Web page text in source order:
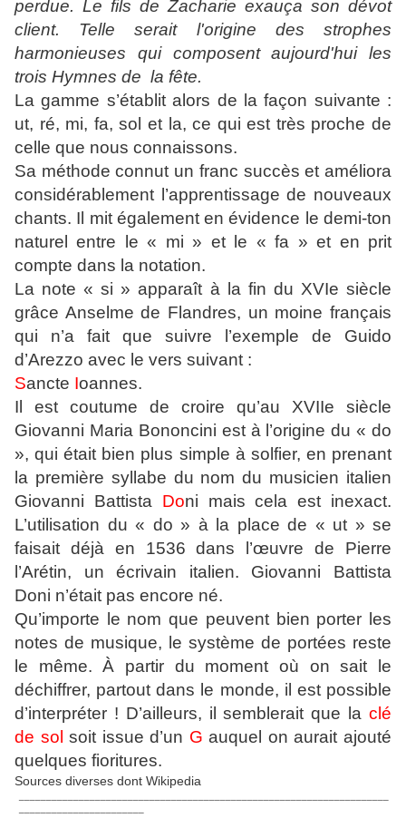
perdue. Le fils de Zacharie exauça son dévot
client. Telle serait l'origine des strophes
harmonieuses qui composent aujourd'hui les
trois Hymnes de la fête.
La gamme s’établit alors de la façon suivante :
ut, ré, mi, fa, sol et la, ce qui est très proche de
celle que nous connaissons.
Sa méthode connut un franc succès et améliora
considérablement l’apprentissage de nouveaux
chants. Il mit également en évidence le demi-ton
naturel entre le « mi » et le « fa » et en prit
compte dans la notation.
La note « si » apparaît à la fin du XVIe siècle
grâce Anselme de Flandres, un moine français
qui n’a fait que suivre l’exemple de Guido
d’Arezzo avec le vers suivant :
Sancte Ioannes.
Il est coutume de croire qu’au XVIIe siècle
Giovanni Maria Bononcini est à l’origine du « do
», qui était bien plus simple à solfier, en prenant
la première syllabe du nom du musicien italien
Giovanni Battista Doni mais cela est inexact.
L’utilisation du « do » à la place de « ut » se
faisait déjà en 1536 dans l’œuvre de Pierre
l’Arétin, un écrivain italien. Giovanni Battista
Doni n’était pas encore né.
Qu’importe le nom que peuvent bien porter les
notes de musique, le système de portées reste
le même. À partir du moment où on sait le
déchiffrer, partout dans le monde, il est possible
d’interpréter ! D’ailleurs, il semblerait que la clé
de sol soit issue d’un G auquel on aurait ajouté
quelques fioritures.
Sources diverses dont Wikipedia